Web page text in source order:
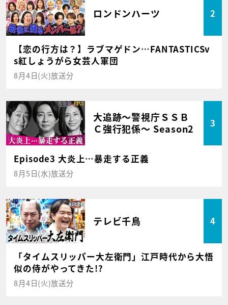
ロンドンハーツ 2
【恋の行方は？】ラブマゲドン…FANTASTICSv
s紅しょうがら女芸人軍団
8月4日(火)放送分
大追跡～警視庁ＳＳＢ
Ｃ強行犯係～ Season2
3
Episode3 大炎上…暴走する正義
8月5日(水)放送分
テレビ千鳥 4
「タイムスリッパー大左衛門」江戸時代から大悟
似の侍がやってきた!?
8月4日(火)放送分